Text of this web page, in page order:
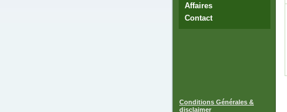
Affaires
Contact
Conditions Générales &
disclaimer